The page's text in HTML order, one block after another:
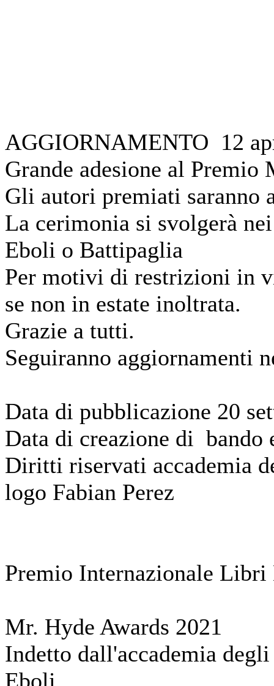
AGGIORNAMENTO 12
Grande adesione al Premio
Gli autori premiati saranno
La cerimonia si svolgerà
Eboli o Battipaglia
Per motivi di restrizioni in
se non in estate inoltrata.
Grazie a tutti.
Seguiranno aggiornamenti
Data di pubblicazione 20
Data di creazione di bando
Diritti riservati accademia
logo Fabian Perez
Premio Internazionale
Mr. Hyde Awards 2021
Indetto dall'accademia
Eboli